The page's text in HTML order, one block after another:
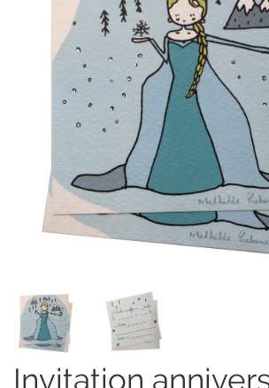
invitation anniversaire